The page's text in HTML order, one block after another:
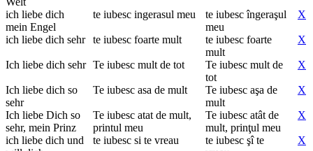
ich liebe dich
mein Engel
te iubesc ingerasul meu
te iubesc îngeraşul
meu
X
ich liebe dich sehr te iubesc foarte mult
te iubesc foarte
mult
X
Ich liebe dich sehr Te iubesc mult de tot
Te iubesc mult de
tot
X
Ich liebe dich so
sehr
Te iubesc asa de mult
Te iubesc aşa de
mult
X
Ich liebe Dich so
sehr, mein Prinz
Te iubesc atat de mult,
printul meu
Te iubesc atât de
mult, prinţul meu
X
ich liebe dich und
te iubesc si te vreau
te iubesc şî te
X